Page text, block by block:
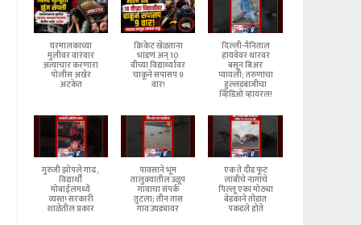
घरमालकाच्या
मुलीवर वारंवार
अत्याचार करणारा
पोलीस अखेर
अटकेत
क्रिकेट खेळताना
भांडणं अन् 10
वीच्या विद्यार्थ्यावर
चाकूने सपासप 9
वार!
दिल्ली-नैनिताल
हायवेवर थारवर
बसून बिअर
प्यायली; तरुणांचा
हुल्लडबाजीचा
व्हिडिओ व्हायरल!
गुरुजी झोपले गाढ,
विद्यार्थी
मोबाईलमध्ये
व्यस्त! सरकारी
शाळेतील प्रकार
पावसाने भूम
तालुक्यातील उळूप
गावाचा संपर्क
तुटला; तीन तास
गाव उघड्यावर
एक ते दीड फूट
लांबीचे नागाचे
पिल्लू एका मोठ्या
बेडकाने तोंडात
पकडले होते